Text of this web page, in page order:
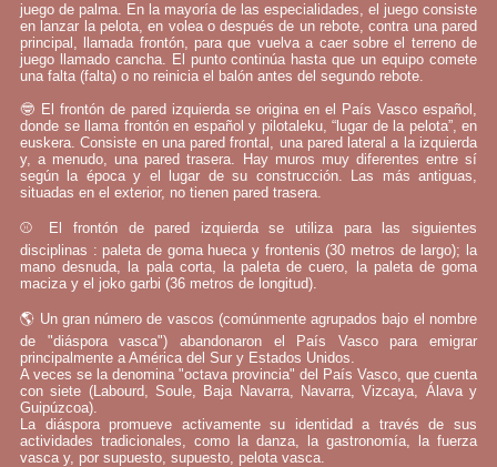
juego de palma. En la mayoría de las especialidades, el juego consiste
en lanzar la pelota, en volea o después de un rebote, contra una pared
principal, llamada frontón, para que vuelva a caer sobre el terreno de
juego llamado cancha. El punto continúa hasta que un equipo comete
una falta (falta) o no reinicia el balón antes del segundo rebote.
🤓 El frontón de pared izquierda se origina en el País Vasco español,
donde se llama frontón en español y pilotaleku, “lugar de la pelota”, en
euskera. Consiste en una pared frontal, una pared lateral a la izquierda
y, a menudo, una pared trasera. Hay muros muy diferentes entre sí
según la época y el lugar de su construcción. Las más antiguas,
situadas en el exterior, no tienen pared trasera.
⚾ El frontón de pared izquierda se utiliza para las siguientes
disciplinas : paleta de goma hueca y frontenis (30 metros de largo); la
mano desnuda, la pala corta, la paleta de cuero, la paleta de goma
maciza y el joko garbi (36 metros de longitud).
🌎 Un gran número de vascos (comúnmente agrupados bajo el nombre
de "diáspora vasca") abandonaron el País Vasco para emigrar
principalmente a América del Sur y Estados Unidos.
A veces se la denomina "octava provincia" del País Vasco, que cuenta
con siete (Labourd, Soule, Baja Navarra, Navarra, Vizcaya, Álava y
Guipúzcoa).
La diáspora promueve activamente su identidad a través de sus
actividades tradicionales, como la danza, la gastronomía, la fuerza
vasca y, por supuesto, supuesto, pelota vasca.